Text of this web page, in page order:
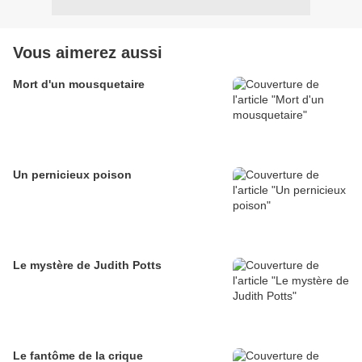
Vous aimerez aussi
Mort d'un mousquetaire
Un pernicieux poison
Le mystère de Judith Potts
Le fantôme de la crique